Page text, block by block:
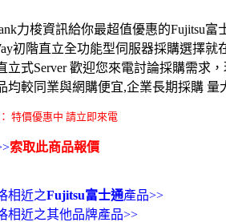
力梭資訊給你最超值優惠的Fujitsu富
初階直立全功能型伺服器採購選擇就
立式Server 歡迎您來電討論採購需求
均較同業與網購便宜,企業長期採購 量
特價優惠中 請立即來電
索取此商品報價
相近之Fujitsu富士通產品>>
相近之其他品牌產品>>